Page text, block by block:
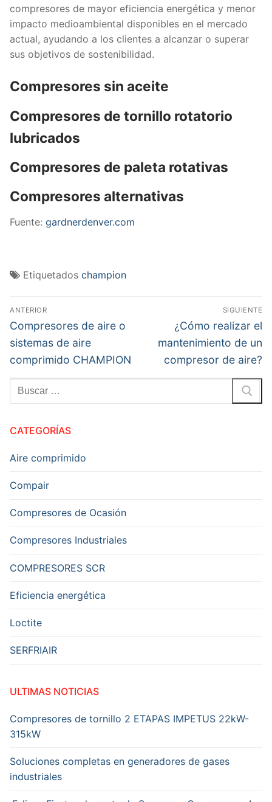
compresores de mayor eficiencia energética y menor
impacto medioambiental disponibles en el mercado
actual, ayudando a los clientes a alcanzar o superar
sus objetivos de sostenibilidad.
Compresores sin aceite
Compresores de tornillo rotatorio
lubricados
Compresores de paleta rotativas
Compresores alternativas
Fuente: gardnerdenver.com
Compresores
Denver
Compresores
Denver
Gardner
Publisher
gardnerdenver.com
Logo
Etiquetados champion
Navegación
de
entradas
ANTERIOR
Entrada
anterior:
Compresores de aire o
sistemas de aire
comprimido CHAMPION
SIGUIENTE
Entrada
siguiente:
¿Cómo realizar el
mantenimiento de un
compresor de aire?
Buscar:
CATEGORÍAS
Aire comprimido
Compair
Compresores de Ocasión
Compresores Industriales
COMPRESORES SCR
Eficiencia energética
Loctite
SERFRIAIR
ULTIMAS NOTICIAS
Compresores de tornillo 2 ETAPAS IMPETUS 22kW-
315kW
Soluciones completas en generadores de gases
industriales